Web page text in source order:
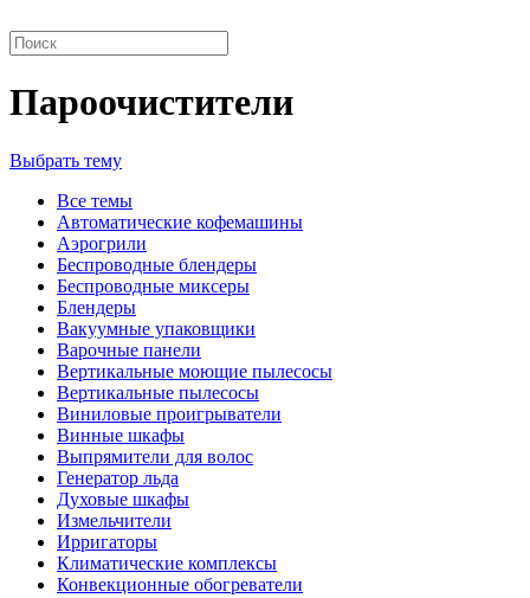
Пароочистители
Выбрать тему
Все темы
Автоматические кофемашины
Аэрогрили
Беспроводные блендеры
Беспроводные миксеры
Блендеры
Вакуумные упаковщики
Варочные панели
Вертикальные моющие пылесосы
Вертикальные пылесосы
Виниловые проигрыватели
Винные шкафы
Выпрямители для волос
Генератор льда
Духовые шкафы
Измельчители
Ирригаторы
Климатические комплексы
Конвекционные обогреватели